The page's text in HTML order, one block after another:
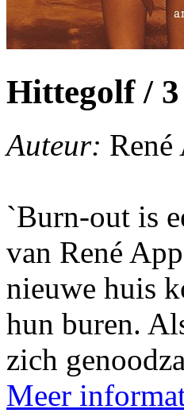
Hittegolf / 3
Auteur: René
`Burn-out is
van René
nieuwe huis
hun buren.
zich
Meer